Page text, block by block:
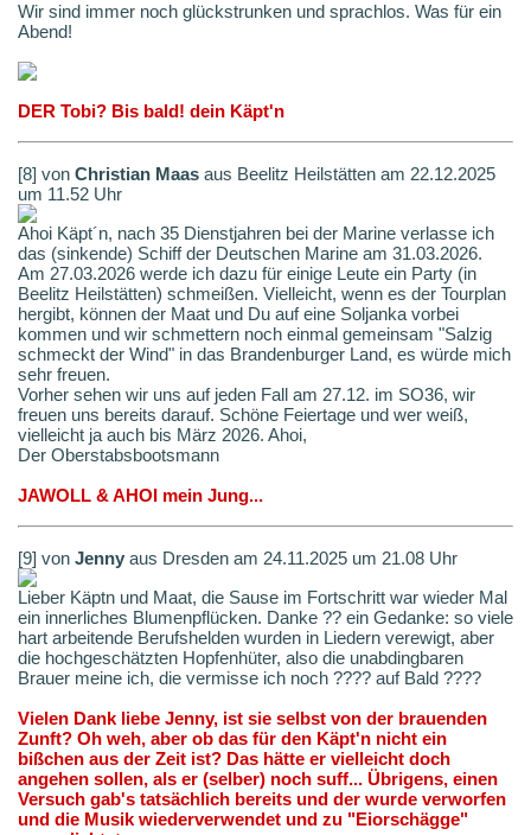
Wir sind immer noch glückstrunken und sprachlos. Was für ein
Abend!
DER Tobi? Bis bald! dein Käpt'n
[8] von Christian Maas aus Beelitz Heilstätten am 22.12.2025
um 11.52 Uhr
Ahoi Käpt´n, nach 35 Dienstjahren bei der Marine verlasse ich
das (sinkende) Schiff der Deutschen Marine am 31.03.2026.
Am 27.03.2026 werde ich dazu für einige Leute ein Party (in
Beelitz Heilstätten) schmeißen. Vielleicht, wenn es der Tourplan
hergibt, können der Maat und Du auf eine Soljanka vorbei
kommen und wir schmettern noch einmal gemeinsam "Salzig
schmeckt der Wind" in das Brandenburger Land, es würde mich
sehr freuen.
Vorher sehen wir uns auf jeden Fall am 27.12. im SO36, wir
freuen uns bereits darauf. Schöne Feiertage und wer weiß,
vielleicht ja auch bis März 2026. Ahoi,
Der Oberstabsbootsmann
JAWOLL & AHOI mein Jung...
[9] von Jenny aus Dresden am 24.11.2025 um 21.08 Uhr
Lieber Käptn und Maat, die Sause im Fortschritt war wieder Mal
ein innerliches Blumenpflücken. Danke ?? ein Gedanke: so viele
hart arbeitende Berufshelden wurden in Liedern verewigt, aber
die hochgeschätzten Hopfenhüter, also die unabdingbaren
Brauer meine ich, die vermisse ich noch ???? auf Bald ????
Vielen Dank liebe Jenny, ist sie selbst von der brauenden
Zunft? Oh weh, aber ob das für den Käpt'n nicht ein
bißchen aus der Zeit ist? Das hätte er vielleicht doch
angehen sollen, als er (selber) noch suff... Übrigens, einen
Versuch gab's tatsächlich bereits und der wurde verworfen
und die Musik wiederverwendet und zu "Eiorschägge"